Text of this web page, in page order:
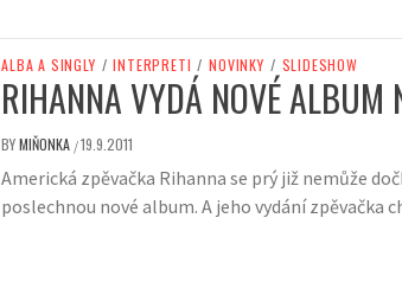
ALBA A SINGLY / INTERPRETI / NOVINKY / SLIDESHOW
RIHANNA VYDÁ NOVÉ ALBUM
BYMIŇONKA /19.9.2011
Americká zpěvačka Rihanna se prý již nemůže
poslechnou nové album. A jeho vydání zpěvačka